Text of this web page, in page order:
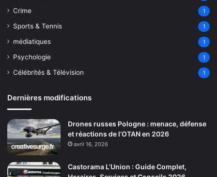
Crime 1
Sports & Tennis 1
médiatiques 1
Psychologie 1
Célébrités & Télévision 1
Dernières modifications
Drones russes Pologne : menace, défense
et réactions de l’OTAN en 2026
avril 16, 2026
Castorama L’Union : Guide Complet,